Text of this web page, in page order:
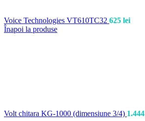
Voice Technologies VT610TC32 625 lei
Înapoi la produse
Volt chitara KG-1000 (dimensiune 3/4) 1.444